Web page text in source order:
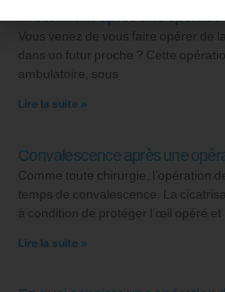
Vous venez de vous faire opérer de
dans un futur proche ? Cette
ambulatoire, sous
Lire la suite »
Convalescence après une
Comme toute chirurgie, l’opération
temps de convalescence. La
à condition de protéger l’œil opéré et
Lire la suite »